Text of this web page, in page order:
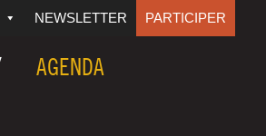
NEWSLETTER PARTICIPER
AGENDA